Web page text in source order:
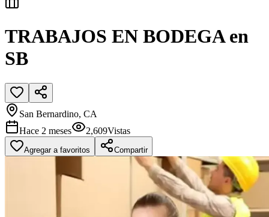
TRABAJOS EN BODEGA en
SB
San Bernardino, CA
Hace 2 meses
2,609Vistas
Agregar a favoritos Compartir